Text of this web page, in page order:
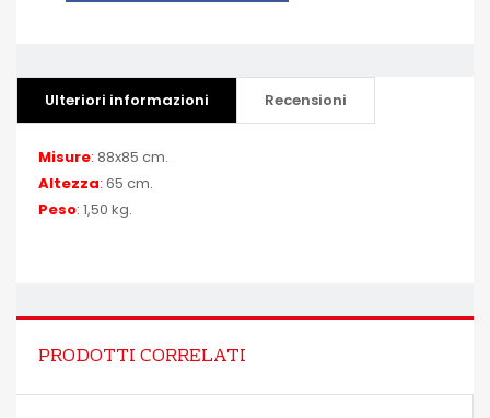
Ulteriori informazioni Recensioni
Misure: 88x85 cm.
Altezza: 65 cm.
Peso: 1,50 kg.
PRODOTTI CORRELATI